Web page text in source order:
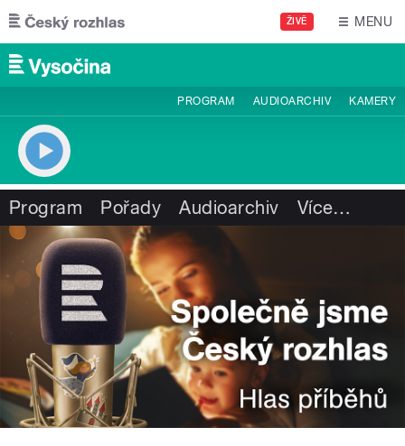
Přejít k hlavnímu obsahu
ŽIVĚ MENU
PROGRAM AUDIOARCHIV KAMERY
Program Pořady Audioarchiv Více…